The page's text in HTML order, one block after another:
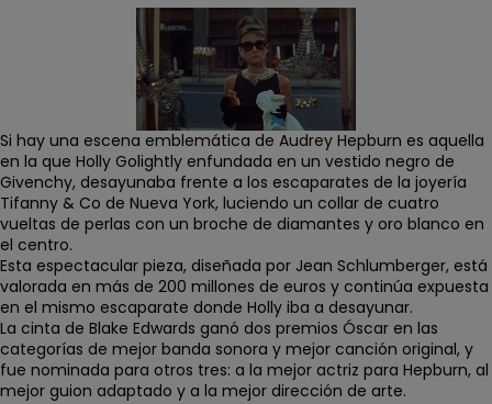
Si hay una escena emblemática de Audrey Hepburn es aquella
en la que Holly Golightly enfundada en un vestido negro de
Givenchy, desayunaba frente a los escaparates de la joyería
Tifanny & Co de Nueva York, luciendo un collar de cuatro
vueltas de perlas con un broche de diamantes y oro blanco en
el centro.
Esta espectacular pieza, diseñada por Jean Schlumberger, está
valorada en más de 200 millones de euros y continúa expuesta
en el mismo escaparate donde Holly iba a desayunar.
La cinta de Blake Edwards ganó dos premios Óscar en las
categorías de mejor banda sonora y mejor canción original, y
fue nominada para otros tres: a la mejor actriz para Hepburn, al
mejor guion adaptado y a la mejor dirección de arte.